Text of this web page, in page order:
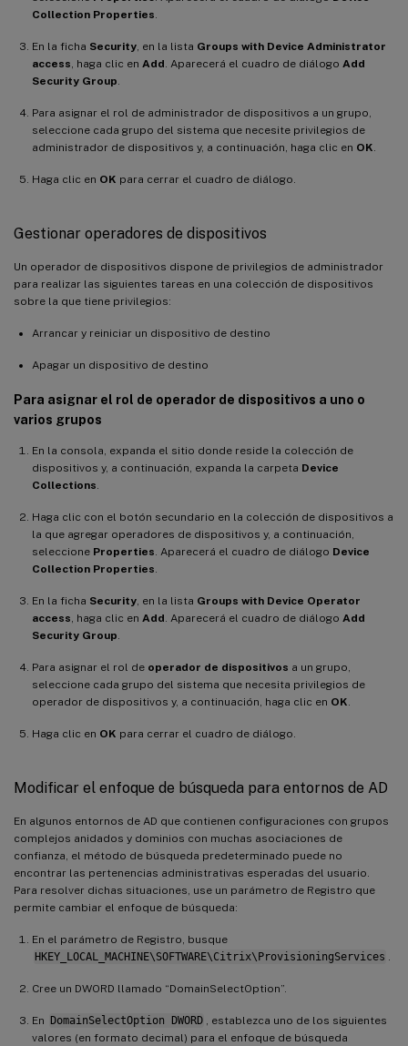
Collection Properties.
En la ficha Security, en la lista Groups with Device Administrator
access, haga clic en Add. Aparecerá el cuadro de diálogo Add
Security Group.
Para asignar el rol de administrador de dispositivos a un grupo,
seleccione cada grupo del sistema que necesite privilegios de
administrador de dispositivos y, a continuación, haga clic en OK.
Haga clic en OK para cerrar el cuadro de diálogo.
Gestionar operadores de dispositivos
Un operador de dispositivos dispone de privilegios de administrador
para realizar las siguientes tareas en una colección de dispositivos
sobre la que tiene privilegios:
Arrancar y reiniciar un dispositivo de destino
Apagar un dispositivo de destino
Para asignar el rol de operador de dispositivos a uno o
varios grupos
En la consola, expanda el sitio donde reside la colección de
dispositivos y, a continuación, expanda la carpeta Device
Collections.
Haga clic con el botón secundario en la colección de dispositivos a
la que agregar operadores de dispositivos y, a continuación,
seleccione Properties. Aparecerá el cuadro de diálogo Device
Collection Properties.
En la ficha Security, en la lista Groups with Device Operator
access, haga clic en Add. Aparecerá el cuadro de diálogo Add
Security Group.
Para asignar el rol de operador de dispositivos a un grupo,
seleccione cada grupo del sistema que necesita privilegios de
operador de dispositivos y, a continuación, haga clic en OK.
Haga clic en OK para cerrar el cuadro de diálogo.
Modificar el enfoque de búsqueda para entornos de AD
En algunos entornos de AD que contienen configuraciones con grupos
complejos anidados y dominios con muchas asociaciones de
confianza, el método de búsqueda predeterminado puede no
encontrar las pertenencias administrativas esperadas del usuario.
Para resolver dichas situaciones, use un parámetro de Registro que
permite cambiar el enfoque de búsqueda:
En el parámetro de Registro, busque
HKEY_LOCAL_MACHINE\SOFTWARE\Citrix\ProvisioningServices .
Cree un DWORD llamado “DomainSelectOption”.
En DomainSelectOption DWORD , establezca uno de los siguientes
valores (en formato decimal) para el enfoque de búsqueda